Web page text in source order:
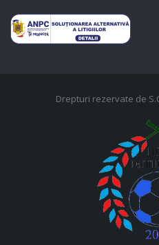
Drepturi rezervate de